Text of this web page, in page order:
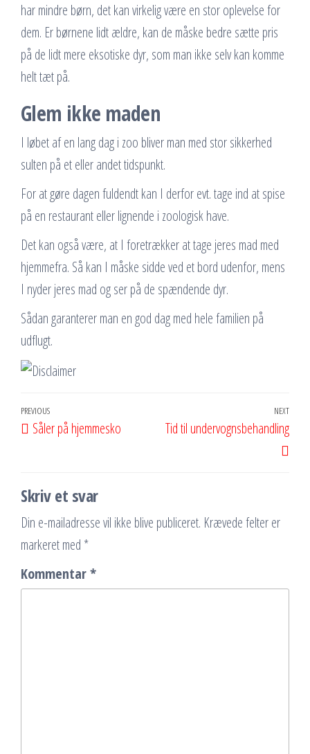
har mindre børn, det kan virkelig være en stor oplevelse for
dem. Er børnene lidt ældre, kan de måske bedre sætte pris
på de lidt mere eksotiske dyr, som man ikke selv kan komme
helt tæt på.
Glem ikke maden
I løbet af en lang dag i zoo bliver man med stor sikkerhed
sulten på et eller andet tidspunkt.
For at gøre dagen fuldendt kan I derfor evt. tage ind at spise
på en restaurant eller lignende i zoologisk have.
Det kan også være, at I foretrækker at tage jeres mad med
hjemmefra. Så kan I måske sidde ved et bord udenfor, mens
I nyder jeres mad og ser på de spændende dyr.
Sådan garanterer man en god dag med hele familien på
udflugt.
Indlægsnavigation
Previous
Post
PREVIOUS
Såler på hjemmesko
Next
Post
NEXT
Tid til undervognsbehandling
Skriv et svar
Din e-mailadresse vil ikke blive publiceret. Krævede felter er
markeret med *
Kommentar*